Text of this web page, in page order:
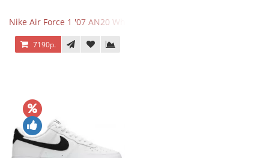
Nike Air Force 1 '07 AN20 White Black
7190р.